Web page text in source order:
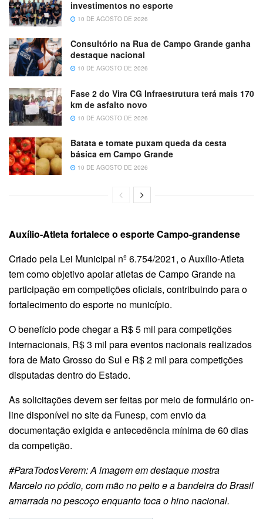
investimentos no esporte
10 DE AGOSTO DE 2026
Consultório na Rua de Campo Grande ganha
destaque nacional
10 DE AGOSTO DE 2026
Fase 2 do Vira CG Infraestrutura terá mais 170
km de asfalto novo
10 DE AGOSTO DE 2026
Batata e tomate puxam queda da cesta
básica em Campo Grande
10 DE AGOSTO DE 2026
Auxílio-Atleta fortalece o esporte Campo-grandense
Criado pela Lei Municipal nº 6.754/2021, o Auxílio-Atleta
tem como objetivo apoiar atletas de Campo Grande na
participação em competições oficiais, contribuindo para o
fortalecimento do esporte no município.
O benefício pode chegar a R$ 5 mil para competições
internacionais, R$ 3 mil para eventos nacionais realizados
fora de Mato Grosso do Sul e R$ 2 mil para competições
disputadas dentro do Estado.
As solicitações devem ser feitas por meio de formulário on-
line disponível no site da Funesp, com envio da
documentação exigida e antecedência mínima de 60 dias
da competição.
#ParaTodosVerem: A imagem em destaque mostra
Marcelo no pódio, com mão no peito e a bandeira do Brasil
amarrada no pescoço enquanto toca o hino nacional.